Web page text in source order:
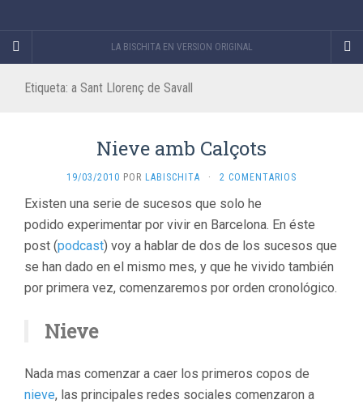
LA BISCHITA EN VERSION ORIGINAL
Etiqueta: a Sant Llorenç de Savall
Nieve amb Calçots
19/03/2010 POR LABISCHITA · 2 COMENTARIOS
Existen una serie de sucesos que solo he
podido experimentar por vivir en Barcelona. En éste
post (podcast) voy a hablar de dos de los sucesos que
se han dado en el mismo mes, y que he vivido también
por primera vez, comenzaremos por orden cronológico.
Nieve
Nada mas comenzar a caer los primeros copos de
nieve, las principales redes sociales comenzaron a